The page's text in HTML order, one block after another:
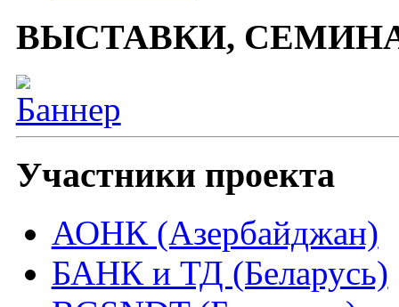
ВЫСТАВКИ,
Участники проекта
АОНК (Азербайджан)
БАНК и ТД (Беларусь)